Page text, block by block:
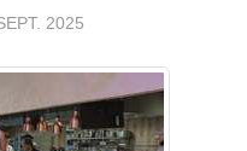
2025